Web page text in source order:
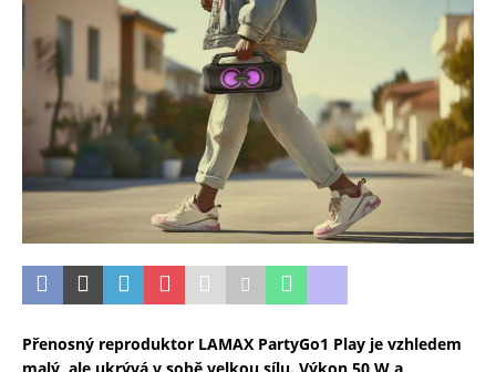
Přenosný reproduktor LAMAX PartyGo1 Play je vzhledem